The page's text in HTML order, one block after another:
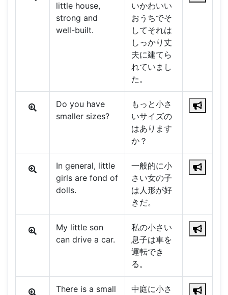
little house,
strong and
well-built.
いかわいい
おうちでそ
してそれは
しっかり丈
夫に建てら
れていまし
た。
Do you have
smaller sizes?
もっと小さ
いサイズの
はあります
か？
In general, little
girls are fond of
dolls.
一般的に小
さい女の子
は人形が好
きだ。
My little son
can drive a car.
私の小さい
息子は車を
運転でき
る。
There is a small
中庭に小さ